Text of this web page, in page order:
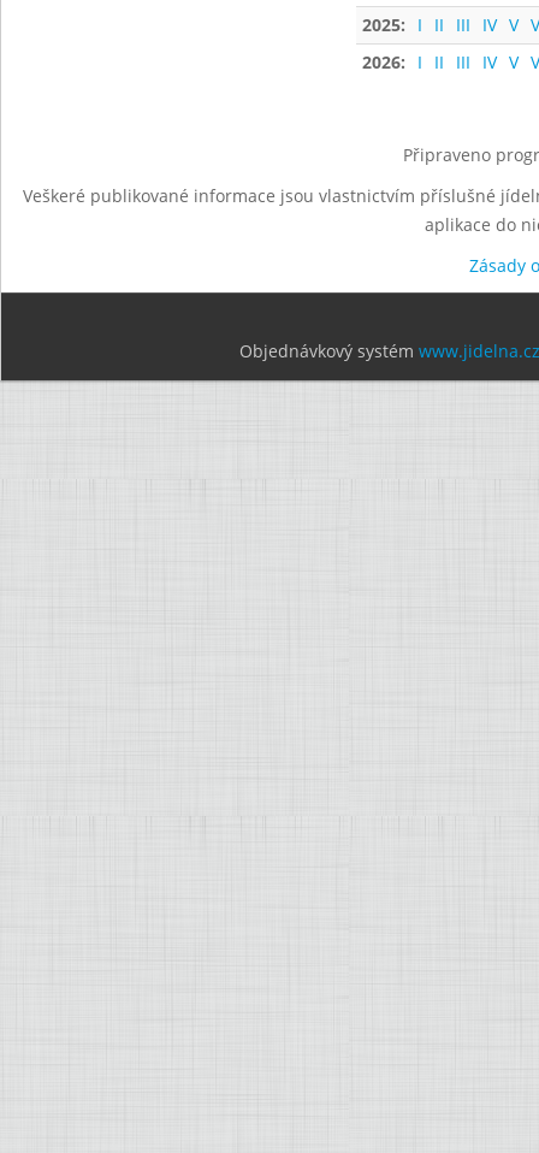
2025:
I II III IV V
2026:
I II III IV V
Připraveno
Veškeré publikované informace jsou vlastnictvím příslušné
aplikace do
Zásady
Objednávkový systém www.jidelna.cz